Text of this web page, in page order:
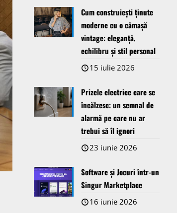
Cum construiești ținute
moderne cu o cămașă
vintage: eleganță,
echilibru și stil personal
15 iulie 2026
Prizele electrice care se
încălzesc: un semnal de
alarmă pe care nu ar
trebui să îl ignori
23 iunie 2026
Software și Jocuri într-un
Singur Marketplace
16 iunie 2026